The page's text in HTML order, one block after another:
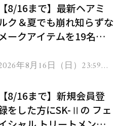
【8/16まで】最新ヘアミ
ク＆夏でも崩れ知らずな
ークアイテムを19名様
年8月16日（日）23:59ま
【8/16まで】新規会員登
をした方にSK-Ⅱの フェ